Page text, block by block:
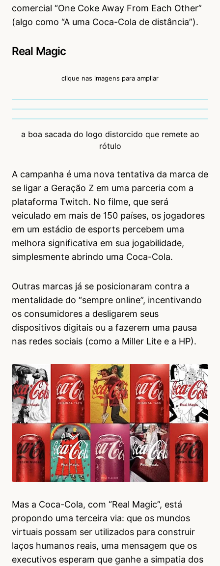
comercial “One Coke Away From Each Other”
(algo como “A uma Coca-Cola de distância”).
Real Magic
clique nas imagens para ampliar
a boa sacada do logo distorcido que remete ao
rótulo
A campanha é uma nova tentativa da marca de
se ligar a Geração Z em uma parceria com a
plataforma Twitch. No filme, que será
veiculado em mais de 150 países, os jogadores
em um estádio de esports percebem uma
melhora significativa em sua jogabilidade,
simplesmente abrindo uma Coca-Cola.
Outras marcas já se posicionaram contra a
mentalidade do “sempre online”, incentivando
os consumidores a desligarem seus
dispositivos digitais ou a fazerem uma pausa
nas redes sociais (como a Miller Lite e a HP).
Mas a Coca-Cola, com “Real Magic”, está
propondo uma terceira via: que os mundos
virtuais possam ser utilizados para construir
laços humanos reais, uma mensagem que os
executivos esperam que ganhe a simpatia dos